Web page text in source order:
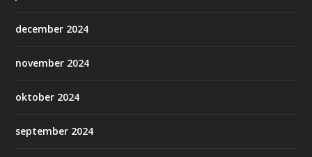
december 2024
november 2024
oktober 2024
september 2024